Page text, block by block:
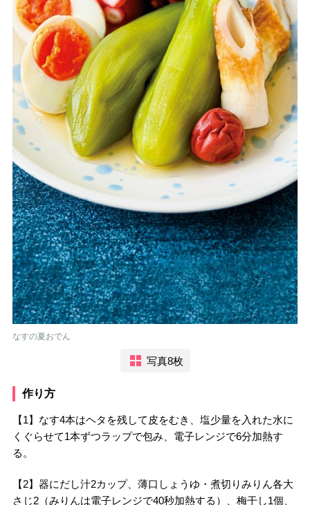
なすの夏おでん
写真8枚
作り方
【1】なす4本はヘタを残して皮をむき、塩少量を入れた水に
くぐらせて1本ずつラップで包み、電子レンジで6分加熱す
る。
【2】器にだし汁2カップ、薄口しょうゆ・煮切りみりん各大
さじ2（みりんは電子レンジで40秒加熱する）、梅干し1個、